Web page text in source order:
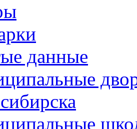
данные